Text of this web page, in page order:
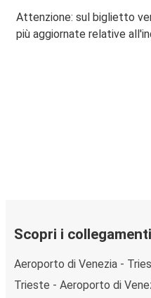
Attenzione: sul biglietto
più aggiornate relative
Scopri i
Aeroporto di Venezia -
Trieste - Aeroporto di